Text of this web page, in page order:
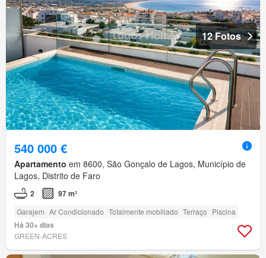
12 Fotos
540 000 €
Apartamento em 8600, São Gonçalo de Lagos, Município de
Lagos, Distrito de Faro
2 97 m²
Garajem Ar Condicionado Totalmente mobiliado Terraço Piscina
Há 30+ dias
GREEN-ACRES